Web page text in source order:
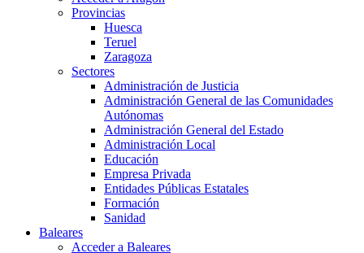
Provincias
Huesca
Teruel
Zaragoza
Sectores
Administración de Justicia
Administración General de las Comunidades
Autónomas
Administración General del Estado
Administración Local
Educación
Empresa Privada
Entidades Públicas Estatales
Formación
Sanidad
Baleares
Acceder a Baleares